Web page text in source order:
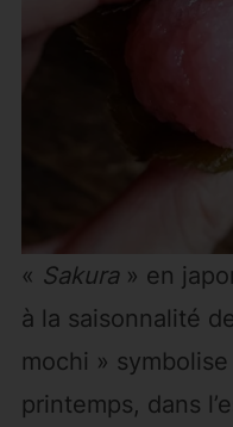
« Sakura» en
à la saisonnalité
mochi »
printemps, dans